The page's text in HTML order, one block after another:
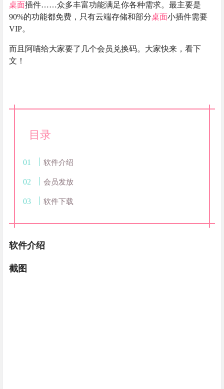
桌面插件……众多丰富功能满足你各种需求。最主要是
90%的功能都免费，只有云端存储和部分桌面小插件需要
VIP。
而且阿喵给大家要了几个会员兑换码。大家快来，看下
文！
目录
软件介绍
会员发放
软件下载
软件介绍
截图